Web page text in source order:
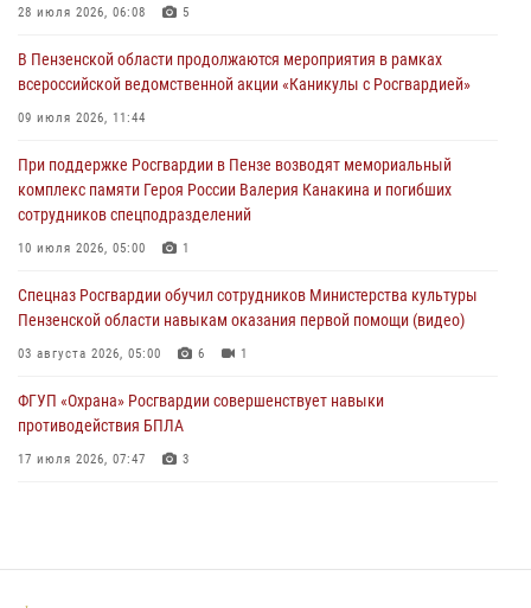
дезориентированному пенсионеру
В Пензе при силовой поддержке Росгвардии пресечена
деятельность ОПГ, маскировавшейся под реабилитационный центр
04 августа 2026, 07:05 4
В Управлении Росгвардии по Пензенской области подвели итоги
работы за первое полугодие 2026 года
28 июля 2026, 06:08 5
В Пензенской области продолжаются мероприятия в рамках
всероссийской ведомственной акции «Каникулы с Росгвардией»
09 июля 2026, 11:44
При поддержке Росгвардии в Пензе возводят мемориальный
комплекс памяти Героя России Валерия Канакина и погибших
сотрудников спецподразделений
10 июля 2026, 05:00 1
Спецназ Росгвардии обучил сотрудников Министерства культуры
Пензенской области навыкам оказания первой помощи (видео)
03 августа 2026, 05:00 6 1
ФГУП «Охрана» Росгвардии совершенствует навыки
противодействия БПЛА
17 июля 2026, 07:47 3